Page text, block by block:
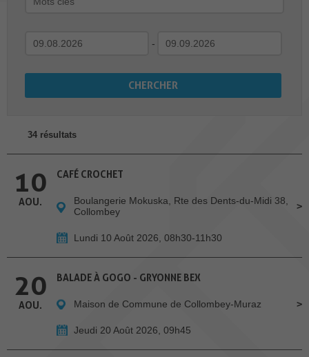
-
34 résultats
10
AOU.
CAFÉ CROCHET
Boulangerie Mokuska, Rte des Dents-du-Midi 38,
Collombey
Lundi 10 Août 2026, 08h30-11h30
20
AOU.
BALADE À GOGO - GRYONNE BEX
Maison de Commune de Collombey-Muraz
Jeudi 20 Août 2026, 09h45